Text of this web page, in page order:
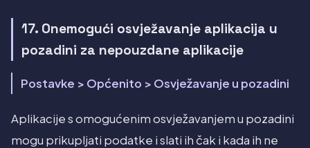
17. Onemogući osvježavanje aplikacija u
pozadini za nepouzdane aplikacije
Postavke > Općenito > Osvježavanje u pozadini
Aplikacije s omogućenim osvježavanjem u pozadini
mogu prikupljati podatke i slati ih čak i kada ih ne